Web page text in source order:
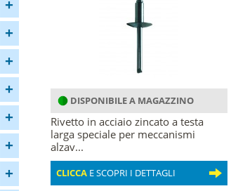
+
+
+
+
+
+
+
DISPONIBILE A MAGAZZINO
Rivetto in acciaio zincato a testa
larga speciale per meccanismi
alzav...
CLICCAE SCOPRI I DETTAGLI